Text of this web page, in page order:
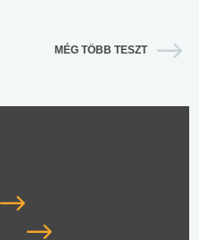
MÉG TÖBB TESZT